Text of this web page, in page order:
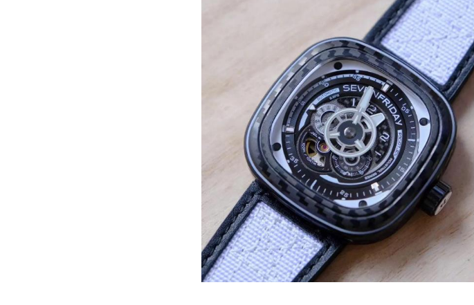
郑州市二七区铭功路10号华润大厦写字楼29层2905室（需提前预约）
太原市迎泽区解放路15号亨得利名表服务中心（品牌授权店）3层整层
沈阳市沈河区中街路137号亨得利名表服务中心（品牌授权店）1层整
沈阳市沈河区中街路83号亨得利名表服务中心（品牌授权店）1层整层
乌鲁木齐市天山区红山路26号时代广场（CCMALL）C座17层17-B（
温州市鹿城区锦绣路1067号置信广场10层1015室（需提前预约）
哈尔滨市道里区友谊西路600号富力中心T2座写字楼29层03室（需提前
大连市中山区人民路15号国际金融大厦7层G室（需提前预约）
佛山市禅城区季华五路57号万科金融中心C座12层1205室（需提前预约
东莞市东城街道鸿福东路1号民盈国贸中心T1写字楼9层907室（需提前
无锡市梁溪区人民中路139号恒隆广场写字楼1座11层1104室（需提前
南通市崇川区工农路57号圆融广场写字楼16层1603室（需提前预约）
苏州市苏州工业园区星港街199号苏州中心办公楼C座22层08室（需提
武汉市江汉区解放大道686号世界贸易大厦38层09室（需提前预约）
南宁市青秀区金湖路59号地王大厦12楼1224室（需提前预约）